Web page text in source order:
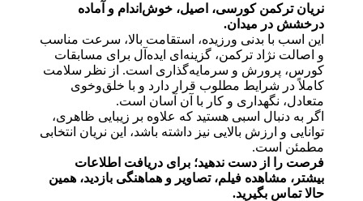
نریان ترکمن کورسی، اصیل، خوش‌اندام و آماده
درخشش در میدان.
این اسب با بدنی ورزیده، استقامت بالا، سرعت مناسب
و اصالت نژاد ترکمن، گزینه‌ای ایده‌آل برای مسابقات
کورس، پرورش و سرمایه‌گذاری است. از نظر سلامت
کاملاً در شرایط مطلوب قرار دارد و با خلق‌وخوی
متعادل، نگهداری و کار با آن آسان است.
اگر به دنبال اسبی هستید که علاوه بر زیبایی ظاهری،
توانایی و ارزش بالایی نیز داشته باشد، این نریان انتخابی
مطمئن است.
فرصت را از دست ندهید؛ برای دریافت اطلاعات
بیشتر، مشاهده فیلم، تصاویر و هماهنگی بازدید، همین
حالا تماس بگیرید.